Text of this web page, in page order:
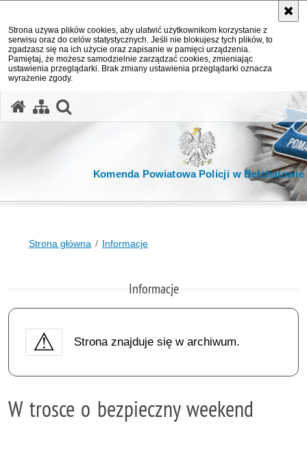
Strona używa plików cookies, aby ułatwić użytkownikom korzystanie z
serwisu oraz do celów statystycznych. Jeśli nie blokujesz tych plików, to
zgadzasz się na ich użycie oraz zapisanie w pamięci urządzenia.
Pamiętaj, że możesz samodzielnie zarządzać cookies, zmieniając
ustawienia przeglądarki. Brak zmiany ustawienia przeglądarki oznacza
wyrażenie zgody.
Komenda Powiatowa Policji w Bełchatowie
Strona główna Informacje
Informacje
Strona znajduje się w archiwum.
W trosce o bezpieczny weekend